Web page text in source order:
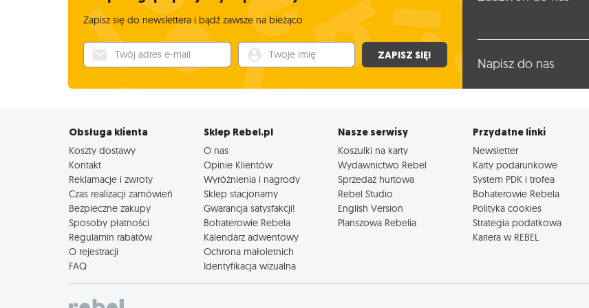
Zapisz się do newslettera i bądź zawsze na bieżąco
Twój adres e-mail Twoje imię ZAPISZ SIĘ!
Napisz do nas
Obsługa klienta
Koszty dostawy
Kontakt
Reklamacje i zwroty
Czas realizacji zamówień
Bezpieczne zakupy
Sposoby płatności
Regulamin rabatów
O rejestracji
FAQ
Sklep Rebel.pl
O nas
Opinie Klientów
Wyróżnienia i nagrody
Sklep stacjonarny
Gwarancja satysfakcji!
Bohaterowie Rebela
Kalendarz adwentowy
Ochrona małoletnich
Identyfikacja wizualna
Nasze serwisy
Koszulki na karty
Wydawnictwo Rebel
Sprzedaż hurtowa
Rebel Studio
English Version
Planszowa Rebelia
Przydatne linki
Newsletter
Karty podarunkowe
System PDK i trofea
Bohaterowie Rebela
Polityka cookies
Strategia podatkowa
Kariera w REBEL